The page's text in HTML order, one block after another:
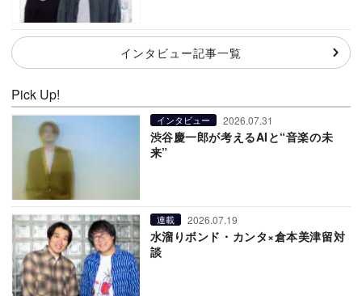
インタビュー記事一覧
Pick Up!
インタビュー 2026.07.31
渋谷慶一郎が考えるAIと“音楽の未
来”
連載 2026.07.19
水溜りボンド・カンタ×倉本美津留対
談